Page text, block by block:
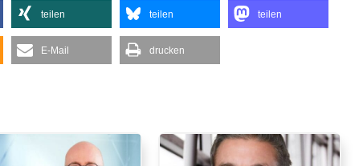
benutzen,
um
teilen teilen teilen
E-Mail drucken